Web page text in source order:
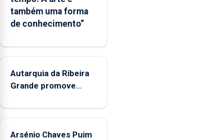
Regional
e
também uma forma
de conhecimento”
Autarquia da Ribeira
Grande promove
Verão"
Arsénio Chaves Puim